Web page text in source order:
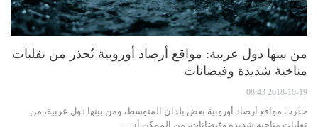
من بينها دول عرببة: مواقع أرصاد أوروبية تُحذر من تقلبات
مناخية شديدة وفيضانات
2018-10-19 08:43
حذرت مواقع أرصاد أوروبية بعض بلدان المتوسط، ومن بينها دول عربية، من
تقلبات مناخية شديدة وفيضانات، من الممكن أن…